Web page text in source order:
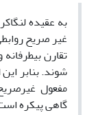
به عقیده
غیر صریح
تقارن
شوند. بنابر این
مفعول
گاهی پیکره